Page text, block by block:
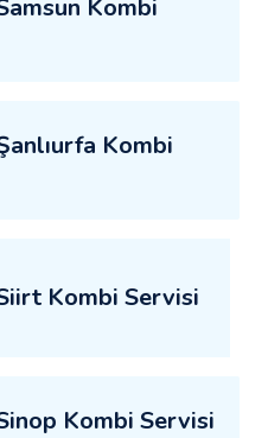
Kombi
Kombi
Kombi Servisi
Kombi Servisi